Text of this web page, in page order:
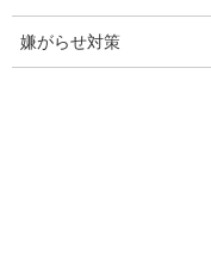
行動調査
嫌がらせ対策